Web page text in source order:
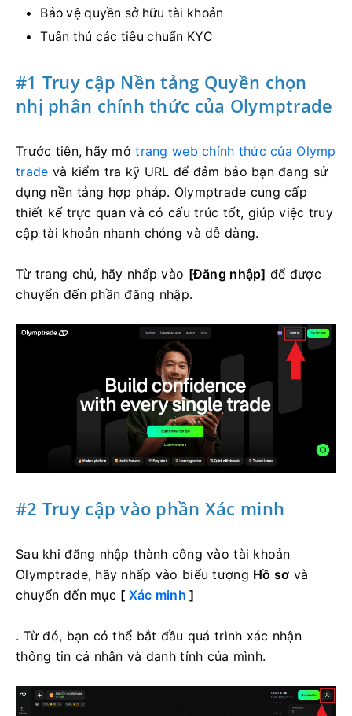
Bảo vệ quyền sở hữu tài khoản
Tuân thủ các tiêu chuẩn KYC
#1 Truy cập Nền tảng Quyền chọn
nhị phân chính thức của Olymptrade
Trước tiên, hãy mởtrang web chính thức của Olymp
trade và kiểm tra kỹ URL để đảm bảo bạn đang sử
dụng nền tảng hợp pháp. Olymptrade cung cấp
thiết kế trực quan và có cấu trúc tốt, giúp việc truy
cập tài khoản nhanh chóng và dễ dàng.
Từ trang chủ, hãy nhấp vào [Đăng nhập] để được
chuyển đến phần đăng nhập.
#2 Truy cập vào phần Xác minh
Sau khi đăng nhập thành công vào tài khoản
Olymptrade, hãy nhấp vào biểu tượng Hồ sơ và
chuyển đến mục [ Xác minh ]
. Từ đó, bạn có thể bắt đầu quá trình xác nhận
thông tin cá nhân và danh tính của mình.